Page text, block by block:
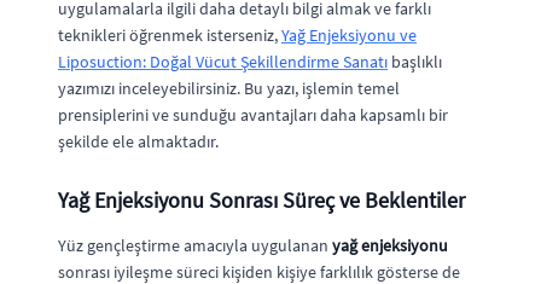
uygulamalarla ilgili daha detaylı bilgi almak ve farklı
teknikleri öğrenmek isterseniz,Yağ Enjeksiyonu ve
Liposuction: Doğal Vücut Şekillendirme Sanatı başlıklı
yazımızı inceleyebilirsiniz. Bu yazı, işlemin temel
prensiplerini ve sunduğu avantajları daha kapsamlı bir
şekilde ele almaktadır.
Yağ Enjeksiyonu Sonrası Süreç ve Beklentiler
Yüz gençleştirme amacıyla uygulanan yağ enjeksiyonu
sonrası iyileşme süreci kişiden kişiye farklılık gösterse de